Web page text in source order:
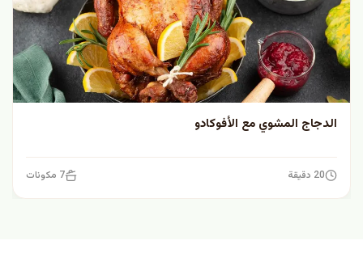
الدجاج المشوي مع الأفوكادو
20 دقيقة 7 مكونات